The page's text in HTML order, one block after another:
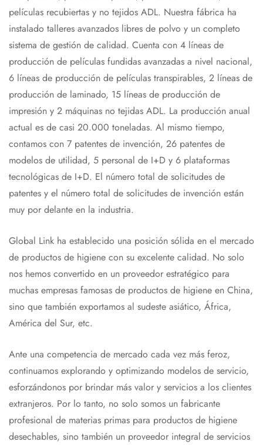
películas recubiertas y no tejidos ADL. Nuestra fábrica ha
instalado talleres avanzados libres de polvo y un completo
sistema de gestión de calidad. Cuenta con 4 líneas de
producción de películas fundidas avanzadas a nivel nacional,
6 líneas de producción de películas transpirables, 2 líneas de
producción de laminado, 15 líneas de producción de
impresión y 2 máquinas no tejidas ADL. La producción anual
actual es de casi 20.000 toneladas. Al mismo tiempo,
contamos con 7 patentes de invención, 26 patentes de
modelos de utilidad, 5 personal de I+D y 6 plataformas
tecnológicas de I+D. El número total de solicitudes de
patentes y el número total de solicitudes de invención están
muy por delante en la industria.
Global Link ha establecido una posición sólida en el mercado
de productos de higiene con su excelente calidad. No solo
nos hemos convertido en un proveedor estratégico para
muchas empresas famosas de productos de higiene en China,
sino que también exportamos al sudeste asiático, África,
América del Sur, etc.
Ante una competencia de mercado cada vez más feroz,
continuamos explorando y optimizando modelos de servicio,
esforzándonos por brindar más valor y servicios a los clientes
extranjeros. Por lo tanto, no solo somos un fabricante
profesional de materias primas para productos de higiene
desechables, sino también un proveedor integral de servicios